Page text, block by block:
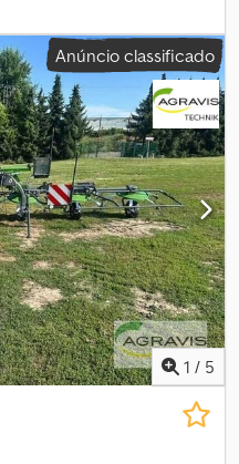
Anúncio classificado
1 / 5